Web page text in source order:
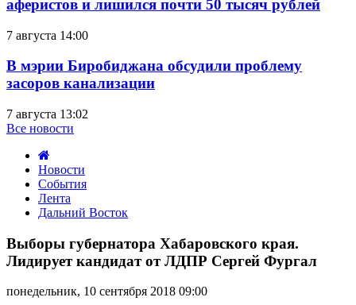
аферистов и лишился почти 50 тысяч рублей
7 августа 14:00
В мэрии Биробиджана обсудили проблему
засоров канализации
7 августа 13:02
Все новости
Новости
События
Лента
Дальний Восток
губернатора
Хабаровского
края.
кандидат
Выборы губернатора Хабаровского края.
Лидирует кандидат от ЛДПР Сергей Фургал
понедельник, 10 сентября 2018 09:00